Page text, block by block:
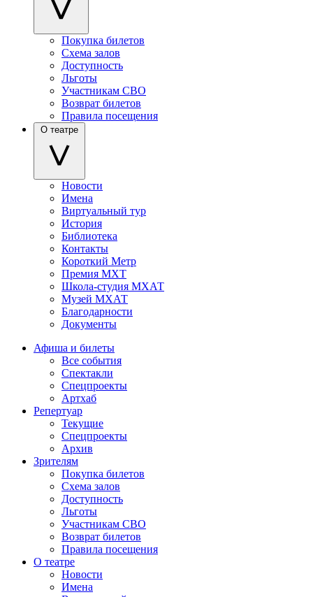
Покупка билетов
Схема залов
Доступность
Льготы
Участникам СВО
Возврат билетов
Правила посещения
О театре
Новости
Имена
Виртуальный тур
История
Библиотека
Контакты
Короткий Метр
Премия МХТ
Школа-студия МХАТ
Музей МХАТ
Благодарности
Документы
Афиша и билеты
Все события
Спектакли
Спецпроекты
Артхаб
Репертуар
Текущие
Спецпроекты
Архив
Зрителям
Покупка билетов
Схема залов
Доступность
Льготы
Участникам СВО
Возврат билетов
Правила посещения
О театре
Новости
Имена